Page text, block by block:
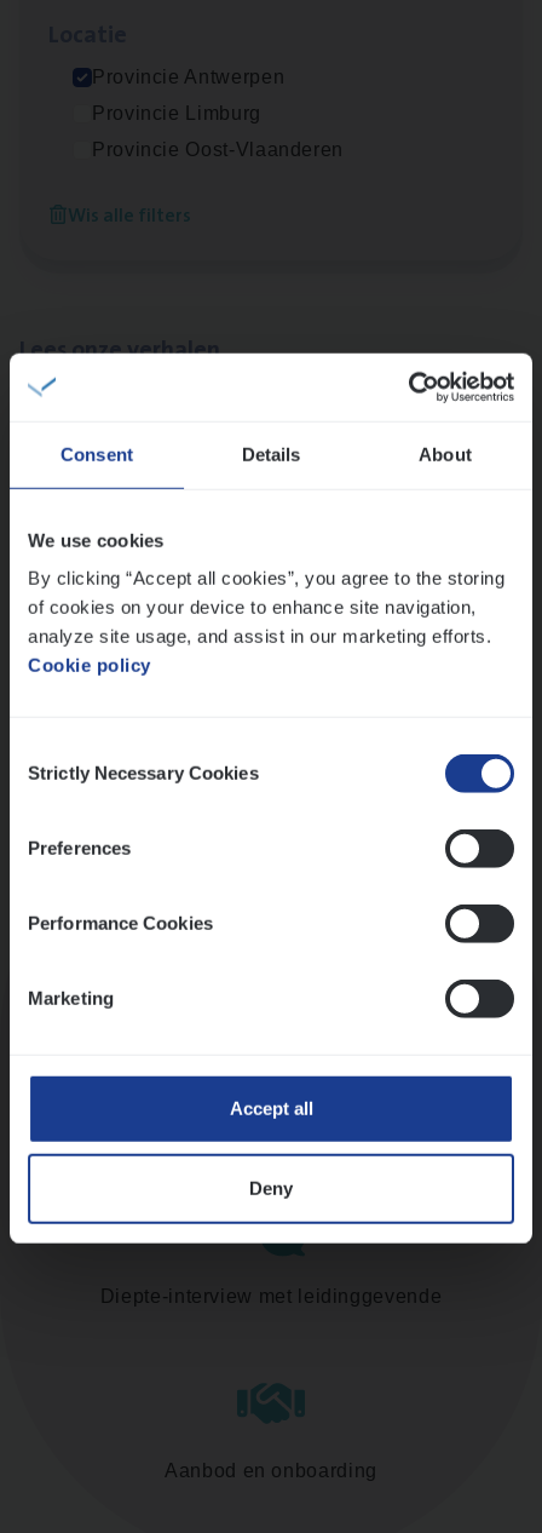
Consent Details About
We use cookies
By clicking “Accept all cookies”, you agree to the storing
of cookies on your device to enhance site navigation,
analyze site usage, and assist in our marketing efforts.
Cookie policy
Selection
Strictly Necessary Cookies
Preferences
Performance Cookies
Marketing
Accept all
Deny
Provincie Antwerpen
Provincie Limburg
Provincie Oost-Vlaanderen
Wis alle filters
Busi­ness Analyst
Antwerpen
Lees onze verhalen
Meer dan collega’s: hoe Julie en Aurélie elkaar
Mathias houdt van diepgaande dossiers én droge
humor
werk
Ons sollicitatieproces
Assessment
Diepte-interview met leidinggevende
Aanbod en onboarding